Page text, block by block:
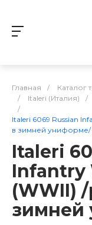
Главная / Каталог
/
Italeri (Италия) /
/
Italeri 6069 Russian
в зимней униформе/
Italeri
Infantry
(WWII) /
зимней